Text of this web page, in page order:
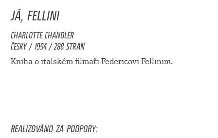
JÁ, FELLINI
CHARLOTTE CHANDLER
ČESKY / 1994 / 288 STRAN
Kniha o italském filmaři Federicovi Fellinim.
REALIZOVÁNO ZA PODPORY: